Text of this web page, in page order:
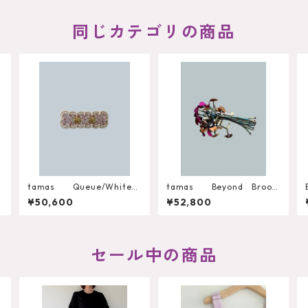
同じカテゴリの商品
tamas Queue/White
Brooch
¥50,600
tamas Beyond Brooc
h
¥52,800
セール中の商品